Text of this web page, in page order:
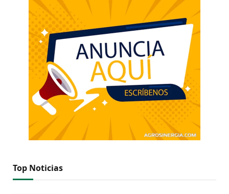
Top Noticias